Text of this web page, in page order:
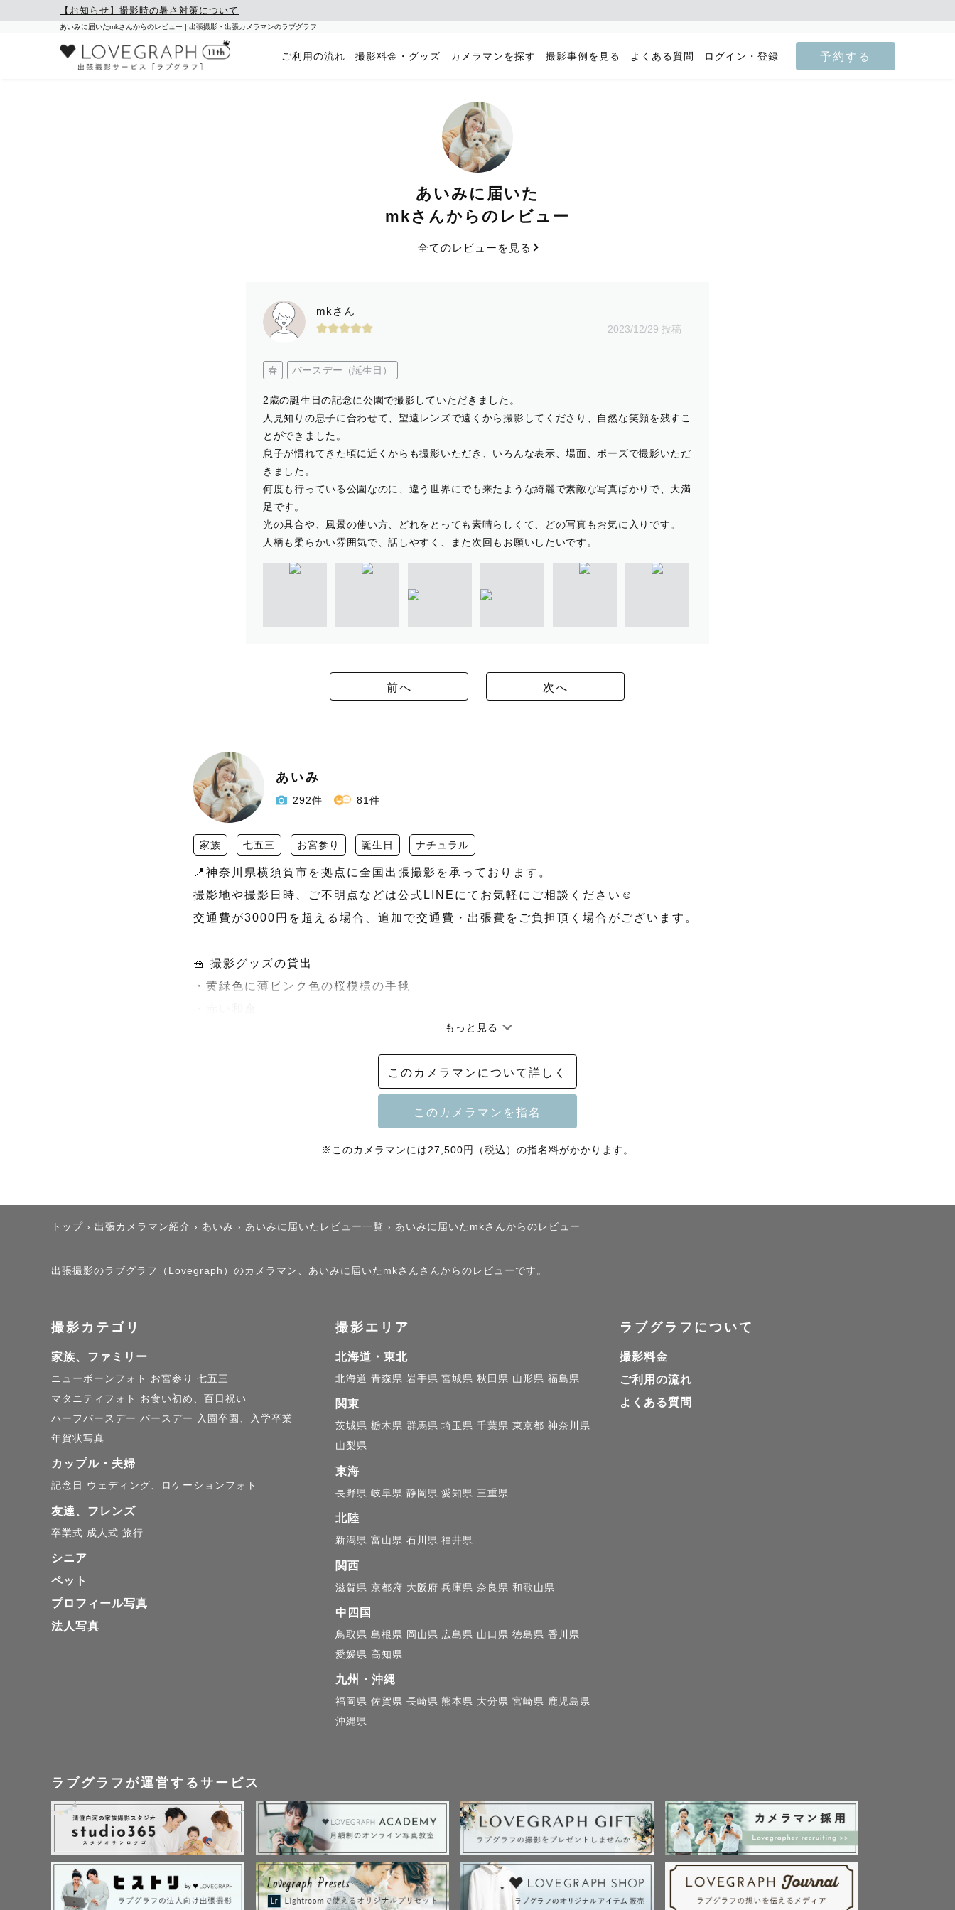
【お知らせ】撮影時の暑さ対策について
あいみに届いたmkさんからのレビュー | 出張撮影・出張カメラマンのラブグラフ
ご利用の流れ 撮影料金・グッズ カメラマンを探す 撮影事例を見る よくある質問 ログイン・登録 予約する
あいみに届いた
mkさんからのレビュー
全てのレビューを見る
mkさん
2023/12/29 投稿
春 バースデー（誕生日）
2歳の誕生日の記念に公園で撮影していただきました。
人見知りの息子に合わせて、望遠レンズで遠くから撮影してくださり、自然な笑顔を残すこ
とができました。
息子が慣れてきた頃に近くからも撮影いただき、いろんな表示、場面、ポーズで撮影いただ
きました。
何度も行っている公園なのに、違う世界にでも来たような綺麗で素敵な写真ばかりで、大満
足です。
光の具合や、風景の使い方、どれをとっても素晴らしくて、どの写真もお気に入りです。
人柄も柔らかい雰囲気で、話しやすく、また次回もお願いしたいです。
前へ 次へ
あいみ
292件 81件
家族 七五三 お宮参り 誕生日 ナチュラル
📍神奈川県横須賀市を拠点に全国出張撮影を承っております。
撮影地や撮影日時、ご不明点などは公式LINEにてお気軽にご相談ください☺️
交通費が3000円を超える場合、追加で交通費・出張費をご負担頂く場合がございます。
🧺 撮影グッズの貸出
・黄緑色に薄ピンク色の桜模様の手毬
季節により変動いたしますのでご了承くださいませ。
はじめまして！
お子さまが撮影に退屈してしまうことのないようコミュニケーションや距離感を大事にして楽しい
雰囲気作りを心がけています♪
📸 得意なシーン・テイスト
＊ナチュラルニューボーンフォト
＊お子さんのお誕生日や七五三
＊日常を優しく切り撮った写真
＊温かい、優しい色味、光が綺麗な写真ならお任せ下さい！
もっと見る
このカメラマンについて詳しく
※このカメラマンには27,500円（税込）の指名料がかかります。
トップ › 出張カメラマン紹介 › あいみ › あいみに届いたレビュー一覧 › あいみに届いたmkさんからのレビュー
出張撮影のラブグラフ（Lovegraph）のカメラマン、あいみに届いたmkさんさんからのレビューです。
撮影カテゴリ
家族、ファミリー
ニューボーンフォト お宮参り 七五三
マタニティフォト
お食い初め、百日祝い
ハーフバースデー バースデー
入園卒園、入学卒業
年賀状写真
カップル・夫婦
記念日 ウェディング、ロケーションフォト
友達、フレンズ
卒業式 成人式 旅行
シニア
ペット
プロフィール写真
法人写真
撮影エリア
北海道・東北
北海道 青森県 岩手県 宮城県 秋田県 山形県 福島県
関東
茨城県 栃木県 群馬県 埼玉県 千葉県 東京都 神奈川県
山梨県
東海
長野県 岐阜県 静岡県 愛知県 三重県
北陸
新潟県 富山県 石川県 福井県
関西
滋賀県 京都府 大阪府 兵庫県 奈良県 和歌山県
中四国
鳥取県 島根県 岡山県 広島県 山口県 徳島県 香川県
愛媛県 高知県
九州・沖縄
福岡県 佐賀県 長崎県 熊本県 大分県 宮崎県 鹿児島県
沖縄県
ラブグラフについて
撮影料金
ご利用の流れ
よくある質問
ラブグラフが運営するサービス